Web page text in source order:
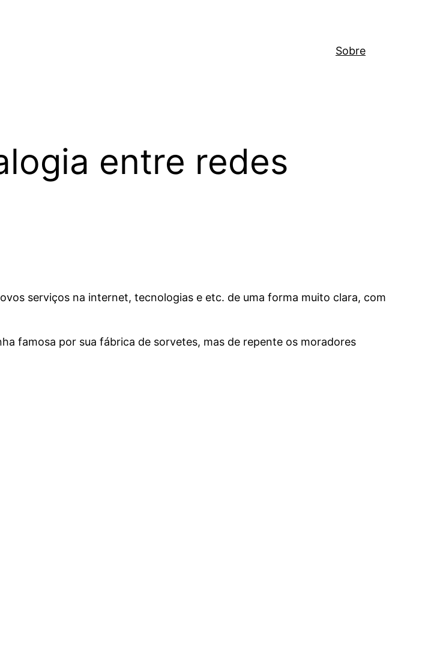
Sobre
entre redes
serviços na internet, tecnologias e etc. de uma forma muito clara, com
famosa por sua fábrica de sorvetes, mas de repente os moradores